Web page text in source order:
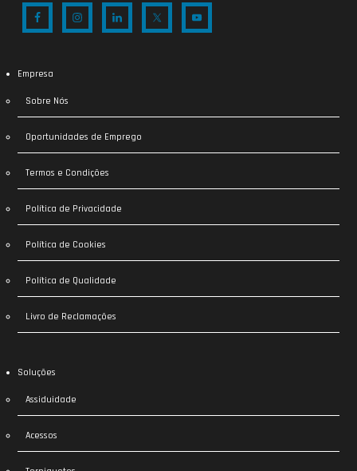
Empresa
Sobre Nós
Oportunidades de Emprego
Termos e Condições
Política de Privacidade
Política de Cookies
Política de Qualidade
Livro de Reclamações
Soluções
Assiduidade
Acessos